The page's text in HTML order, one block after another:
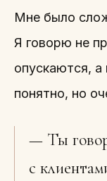
Мне было
Я говорю не
опускаются, а
понятно, но
— Ты
с